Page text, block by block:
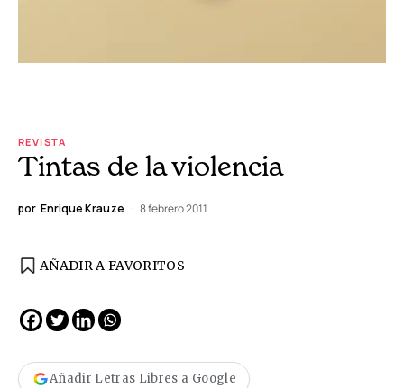
REVISTA
Tintas de la violencia
por Enrique Krauze 8 febrero 2011
AÑADIR A FAVORITOS
Añadir Letras Libres a Google